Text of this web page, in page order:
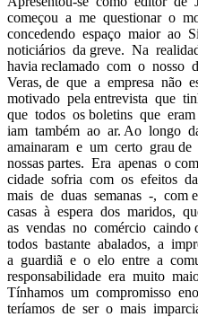
começou a me questionar o
concedendo espaço maior ao
noticiários da greve. Na
havia reclamado com o nosso
Veras, de que a empresa não
motivado pela entrevista que
que todos os boletins que
iam também ao ar. Ao longo
amainaram e um certo grau
nossas partes. Era apenas o
cidade sofria com os efeitos
mais de duas semanas -, com
casas à espera dos maridos,
as vendas no comércio caindo
todos bastante abalados, a
a guardiã e o elo entre a
responsabilidade era muito
Tínhamos um compromisso
teríamos de ser o mais